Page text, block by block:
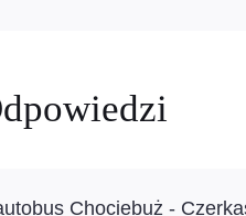
Chociebuż -